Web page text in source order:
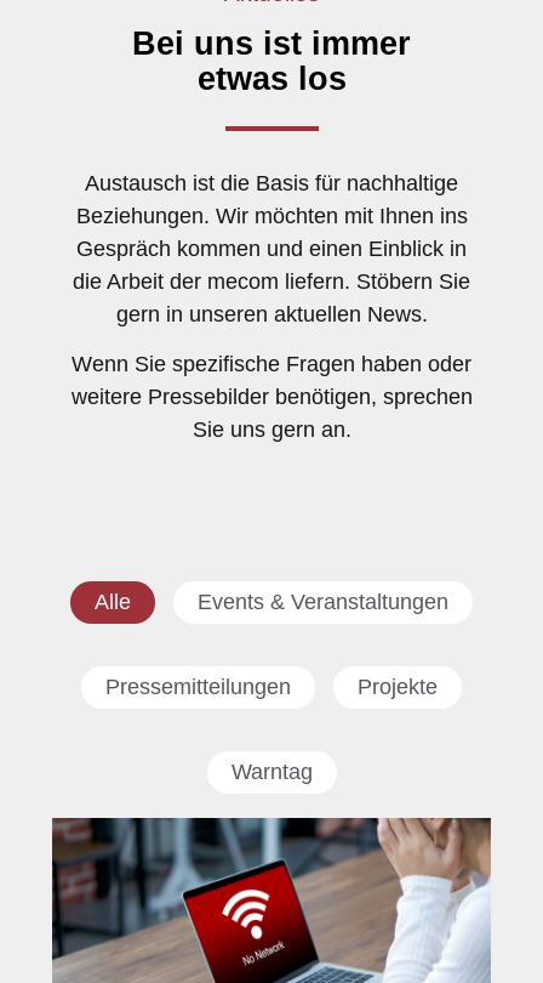
Bei uns ist immer
etwas los
Austausch ist die Basis für nachhaltige
Beziehungen. Wir möchten mit Ihnen ins
Gespräch kommen und einen Einblick in
die Arbeit der mecom liefern. Stöbern Sie
gern in unseren aktuellen News.
Wenn Sie spezifische Fragen haben oder
weitere Pressebilder benötigen, sprechen
Sie uns gern an.
Alle Events & Veranstaltungen
Pressemitteilungen Projekte
Warntag